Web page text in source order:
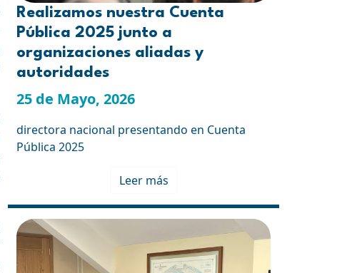
Realizamos nuestra Cuenta
Pública 2025 junto a
organizaciones aliadas y
autoridades
25 de Mayo, 2026
directora nacional presentando en Cuenta
Pública 2025
Leer más